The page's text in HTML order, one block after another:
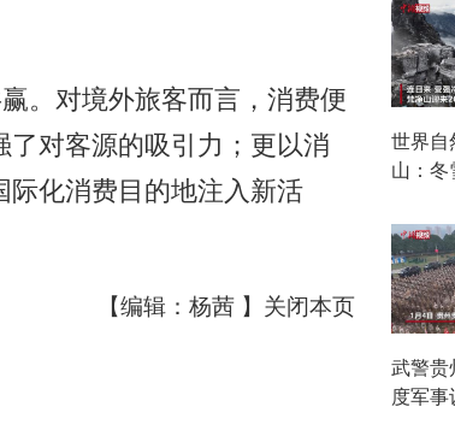
。对境外旅客而言，消费便
对客源的吸引力；更以消
际化消费目的地注入新活
【编辑：杨茜 】 关闭本页
世界自
山：冬
武警贵
度军事